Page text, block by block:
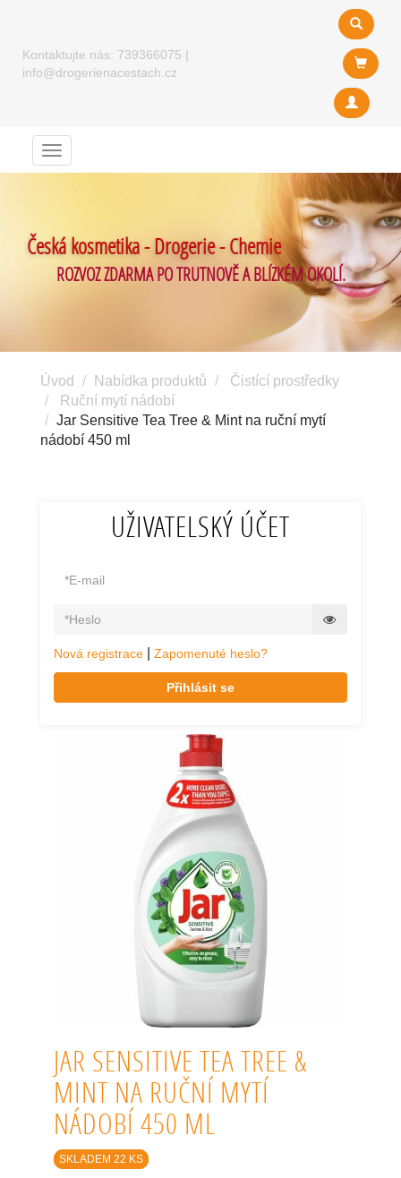
Kontaktujte nás: 739366075 |
info@drogerienacestach.cz
Menu
Česká kosmetika - Drogerie - Chemie
ROZVOZ ZDARMA PO TRUTNOVĚ A BLÍZKÉM OKOLÍ.
Úvod Nabídka produktů
Čistící prostředky
Ruční mytí nádobí
Jar Sensitive Tea Tree & Mint na ruční mytí
nádobí 450 ml
UŽIVATELSKÝ ÚČET
Nová registrace Zapomenuté heslo?
Přihlásit se
JAR SENSITIVE TEA TREE &
MINT NA RUČNÍ MYTÍ
NÁDOBÍ 450 ML
SKLADEM 22 KS